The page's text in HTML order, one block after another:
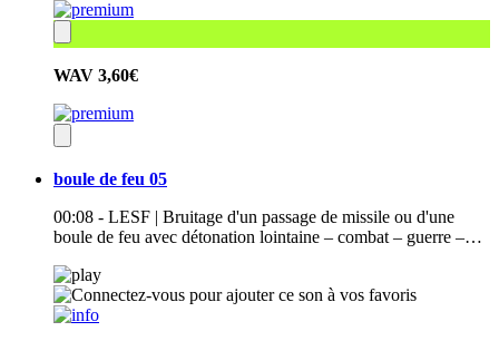
WAV 3,60€
boule de feu 05
00:08 - LESF | Bruitage d'un passage de missile ou d'une
boule de feu avec détonation lointaine – combat – guerre –…